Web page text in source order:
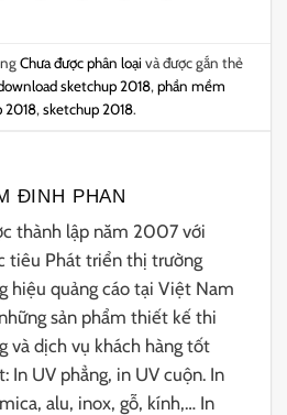
Chưa được phân loại và được gắn thẻ
sketchup 2018, phần mềm
2018, sketchup 2018.
ĐINH PHAN
thành lập năm 2007 với
tiêu Phát triển thị trường
hiệu quảng cáo tại Việt Nam
sản phẩm thiết kế thi
và dịch vụ khách hàng tốt
In UV phẳng, in UV cuộn. In
alu, inox, gỗ, kính,… In